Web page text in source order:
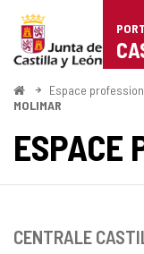
Portal
de
Turismo
de
Castilla
y
León
<
Accueil
Espace
MOLIMAR
ESPACE
CENTRALE